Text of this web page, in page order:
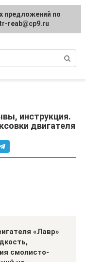
инструкция.
двигателя
«Лавр»
смолисто-
предложений по
reab@cp9.ru